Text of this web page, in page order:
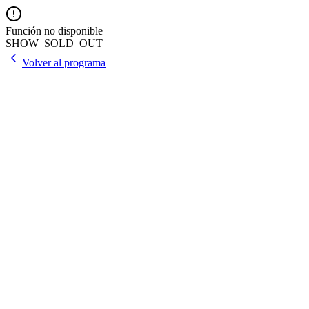
Función no disponible
SHOW_SOLD_OUT
Volver al programa